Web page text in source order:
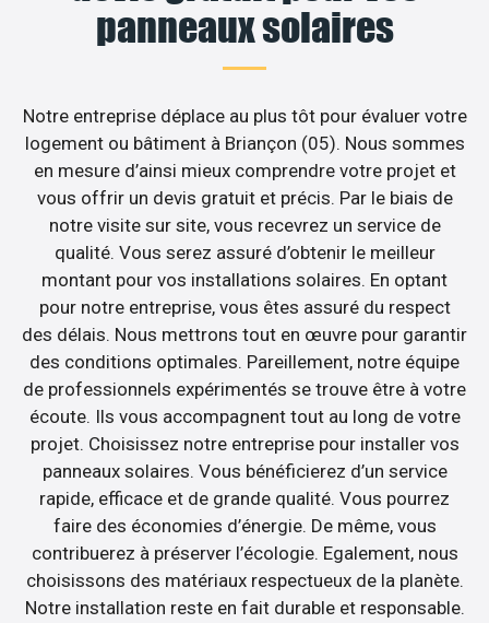
panneaux solaires
Notre entreprise déplace au plus tôt pour évaluer votre
logement ou bâtiment à Briançon (05). Nous sommes
en mesure d’ainsi mieux comprendre votre projet et
vous offrir un devis gratuit et précis. Par le biais de
notre visite sur site, vous recevrez un service de
qualité. Vous serez assuré d’obtenir le meilleur
montant pour vos installations solaires. En optant
pour notre entreprise, vous êtes assuré du respect
des délais. Nous mettrons tout en œuvre pour garantir
des conditions optimales. Pareillement, notre équipe
de professionnels expérimentés se trouve être à votre
écoute. Ils vous accompagnent tout au long de votre
projet. Choisissez notre entreprise pour installer vos
panneaux solaires. Vous bénéficierez d’un service
rapide, efficace et de grande qualité. Vous pourrez
faire des économies d’énergie. De même, vous
contribuerez à préserver l’écologie. Egalement, nous
choisissons des matériaux respectueux de la planète.
Notre installation reste en fait durable et responsable.